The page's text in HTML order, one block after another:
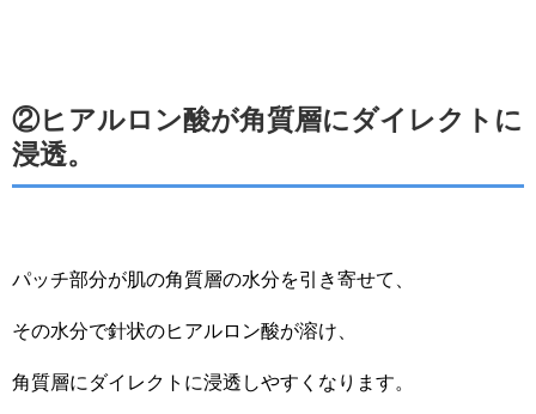
②ヒアルロン酸が角質層にダイレクトに
浸透。
パッチ部分が肌の角質層の水分を引き寄せて、
その水分で針状のヒアルロン酸が溶け、
角質層にダイレクトに浸透しやすくなります。